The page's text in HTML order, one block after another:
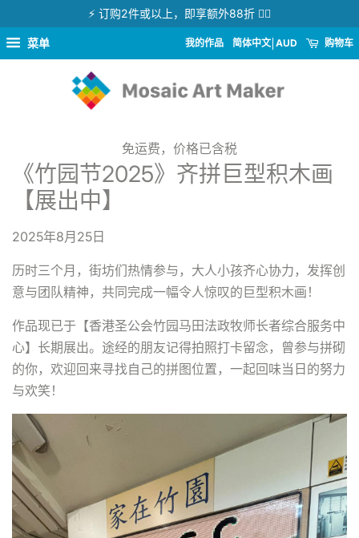
⚡ 订购2件或以上，即享额外88折 👉🏻
菜单 我的作品 简体中文 AUD 购物车
免运费，价格已含税
《竹园节2025》齐拼巨型积木画
【展出中】
2025年8月25日
历时三个月，街坊们热情参与，大人小孩齐心协力，发挥创
意与团队精神，共同完成一幅令人惊叹的巨型积木画！
作品现已于【香港圣公会竹园马田法政牧师长者综合服务中
心】长期展出。途经的朋友记得拍照打卡留念，曾参与拼砌
的你，欢迎回来寻找自己的拼图位置，一起回味当日的努力
与欢笑！